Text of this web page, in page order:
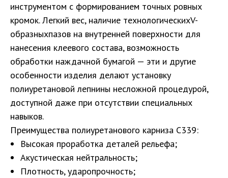
инструментом с формированием точных ровных
кромок. Легкий вес, наличие технологическихV-
образныхпазов на внутренней поверхности для
нанесения клеевого состава, возможность
обработки наждачной бумагой — эти и другие
особенности изделия делают установку
полиуретановой лепнины несложной процедурой,
доступной даже при отсутствии специальных
навыков.
Преимущества полиуретанового карниза С339:
Высокая проработка деталей рельефа;
Акустическая нейтральность;
Плотность, ударопрочность;